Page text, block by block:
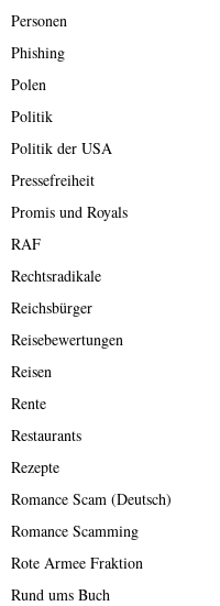
Personen
Phishing
Polen
Politik
Politik der USA
Pressefreiheit
Promis und Royals
RAF
Rechtsradikale
Reichsbürger
Reisebewertungen
Reisen
Rente
Restaurants
Rezepte
Romance Scam (Deutsch)
Romance Scamming
Rote Armee Fraktion
Rund ums Buch